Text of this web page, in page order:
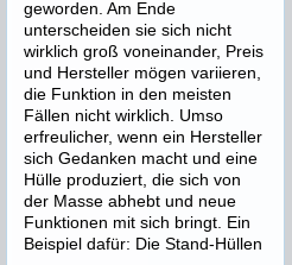
geworden. Am Ende
unterscheiden sie sich nicht
wirklich groß voneinander, Preis
und Hersteller mögen variieren,
die Funktion in den meisten
Fällen nicht wirklich. Umso
erfreulicher, wenn ein Hersteller
sich Gedanken macht und eine
Hülle produziert, die sich von
der Masse abhebt und neue
Funktionen mit sich bringt. Ein
Beispiel dafür: Die Stand-Hüllen